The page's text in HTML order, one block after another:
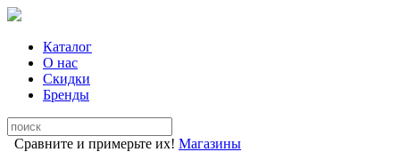
Каталог
О нас
Скидки
Бренды
Сравните и примерьте их! Магазины